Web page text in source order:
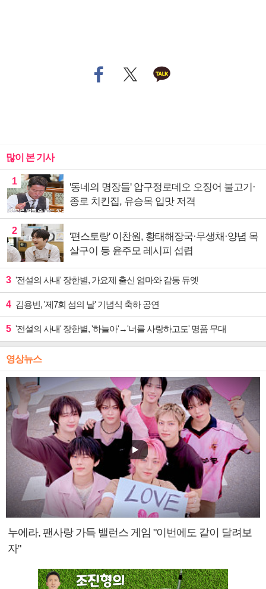
많이 본 기사
1
'동네의 명장들' 압구정로데오 오징어 불고기·
종로 치킨집, 유승목 입맛 저격
2
'편스토랑' 이찬원, 황태해장국·무생채·양념 목
살구이 등 윤주모 레시피 섭렵
3 '전설의 사내' 장한별, 가요제 출신 엄마와 감동 듀엣
4 김용빈, '제7회 섬의 날' 기념식 축하 공연
5 '전설의 사내' 장한별, '하늘아'→'너를 사랑하고도' 명품 무대
영상뉴스
누에라, 팬사랑 가득 밸런스 게임 "이번에도 같이 달려보
자"